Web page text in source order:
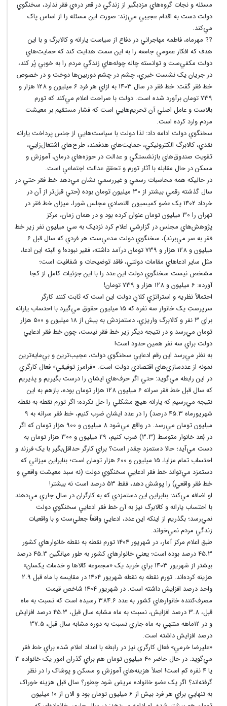
مسئله و نجات گروه‌هاي مزدبگير از زندگي در قعر دره‌ي فقر ندارد، سخنگوي
دولت دست به اقدام عجيبي مي‌زند: صورت اين مسئله را از اساس پاک
مي‌کند.
?? مهرماه، فاطمه مهاجراني در دفاع از سياست يارانه و کالابرگ و با اين
هدف که افکار عمومي جامعه را به اين سمت هدايت کند که حمايت‌هاي
دولت مکفي‌ست و توانسته چاله چوله‌هاي زندگي مردم را به خوبي پُر کند،
در جريان يک نشست خبري، چشم در چشم دوربين‌ها دوخت و در خصوص
خط فقر گفت: خط فقر در سال 1403 به ازاي هر فرد 6 ميليون و 128 هزار و
739 تومان برآورد شده است. دولت با صراحت اعلام مي‌کند که تورم
بالاست و عامل اصلي آن تحريم‌هايي است که فشار مستقيم بر معيشت
مردم وارد کرده است.
سخنگوي دولت ادامه داد: لذا دولت با سياست‌هايي از جنس پرداخت يارانه
نقدي، کالابرگ الکترونيکي، حمايت‌هاي هدفمند، طرح‌هاي اشتغال‌زايي،
تقويت صندوق‌هاي بازنشستگي و عدالت در حوزه‌هاي درمان، آموزش و
مسکن در حال مقابله با آثار تورم و تحقق عدالت اجتماعي است.
در حاليکه همه محاسبات رسمي و غيررسمي نشان مي‌دهد خط فقر حتي در
سال گذشته رقمي بيشتر از 30 ميليون تومان بوده (حتي قبل‌تر از آن در
خرداد 1402 يک عضو کميسيون اقتصادي مجلس شورا، ميزان خط فقر در
تهران را 30 ميليون تومان عنوان کرده بود و در همان زمان، مرکز
پژوهش‌هاي مجلس در گزارشي اعلام کرد نزديک به سي ميليون نفر زير خط
فقر به سر مي‌برند)، سخنگوي دولت مدعي‌ست هر فردي که سال قبل 6
ميليون و 128 هزار و 739 تومان درآمد داشته، فقير نبوده! و البته اين ادعا،
مثل ساير ادعاهاي مقامات دولتي، فاقد توضيحات و شفافيت است؛
مشخص نيست سخنگوي دولت اين عدد را با اين جزئيات کامل از کجا
آورده: 6 ميليون و 128 هزار و 739 تومان!
احتمالاً نظريه و استراتژيِ کلانِ دولت اين است که ثابت کنند کارگر
سرپرستِ يک خانوار سه نفره که 15 ميليون حقوق مي‌گيرد با احتساب يارانه
براي 3 نفر و کالابرگ واريزي، دستمزدش به بيش از 18 ميليون و 500 هزار
تومان مي‌رسد و در نتيجه ديگر زير خط فقر نيست، چون خط فقر ادعايي
دولت براي سه نفر همين حدود است!
به نظر مي‌رسد اين رقم ادعايي سخنگوي دولت، عجيب‌ترين و بي‌مايه‌ترين
نمونه از عددسازي‌هاي اقتصادي دولت است. «فرامرز توفيقي» فعال کارگري
در اين رابطه مي‌گويد: حتي اگر حرف‌هاي ايشان را درست بگيريم و پذيريم
که سال قبل خط فقر سرانه 6 ميليون 128 هزار تومان بوده، بازهم به اين
نتيجه مي‌رسيم که يارانه هيچ مشکلي را حل نکرده؛ اگر تورم نقطه به نقطه
شهريورماه 45.3 درصد) را در عدد ايشان ضرب کنيم، خط فقر سرانه به 9
ميليون تومان مي‌رسد. در واقع مي‌شود 8 ميليون و 900 هزار تومان که اگر
در بُعد خانوار متوسط (3.3) ضرب کنيم، 29 ميليون و 300 هزار تومان به
دست مي‌آيد؛ حالا دستمزد چقدر است؟ براي کارگر حداقل‌بگير با يک فرزند و
احتساب تمام مزايا، 15 ميليون و 600 هزار تومان است؛ بنابراين ميزاني که
دستمزد مي‌تواند خط فقر ادعايي سخنگوي دولت (نه سبد معيشت واقعي و
خط فقر واقعي) را پوشش دهد، فقط 53 درصد است نه بيشتر!
او اضافه مي‌کند: بنابراين اين دستمزدي که به کارگران در سال جاري مي‌دهند
با احتساب يارانه و کالابرگ نيز به آن خط فقر ادعاييِ سخنگوي دولت
نمي‌رسد؛ بگذريم از اينکه اين عدد، ادعايي واقعاً جعلي‌ست و با واقعيات
زندگي مردم نمي‌خواند.
طبق اعلام مرکز آمار، در شهريور 1404 تورم نقطه به نقطه خانوارهاي کشور
45.3 درصد بوده است؛ يعني خانوارهاي کشور به‌ طور ميانگين 45.3 درصد
بيشتر از شهريور 1403 براي خريد يک «مجموعه کالاها و خدمات يکسان»
هزينه کرده‌اند. تورم نقطه به نقطه شهريور 1404 در مقايسه با ماه قبل 2.9
واحد درصد افزايش داشته است.‌ در شهريور 1404 شاخص قيمت
مصرف‌کننده خانوارهاي کشور به عدد 384.6 رسيده است که نسبت به ماه
قبل، 3.8 درصد افزايش، نسبت به ماه مشابه سال قبل، 45.3 درصد افزايش
و در 12‌ماهه منتهي به ماه جاري نسبت به دوره مشابه سال قبل، 37.5
درصد افزايش داشته است.
«عليرضا خرمي» فعال کارگري نيز در رابطه با اعداد اعلام شده براي خط فقر
مي‌گويد: در حال حاضر 40 ميليون تومان هم براي گذران امور يک خانواده 3
يا 4 نفره کم است! اصلاً هزينه‌هاي آموزش و مسکن و پوشاک را در نظر
گرفته‌اند؟ اگر يک عضو خانواده مريض شود چطور؟ سال قبل هزينه خوراک
به تنهايي براي هر فرد بيش از 6 ميليون تومان بود و الان از 10 ميليون